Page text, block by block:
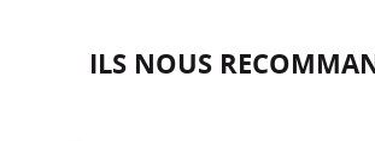
ILS NOUS